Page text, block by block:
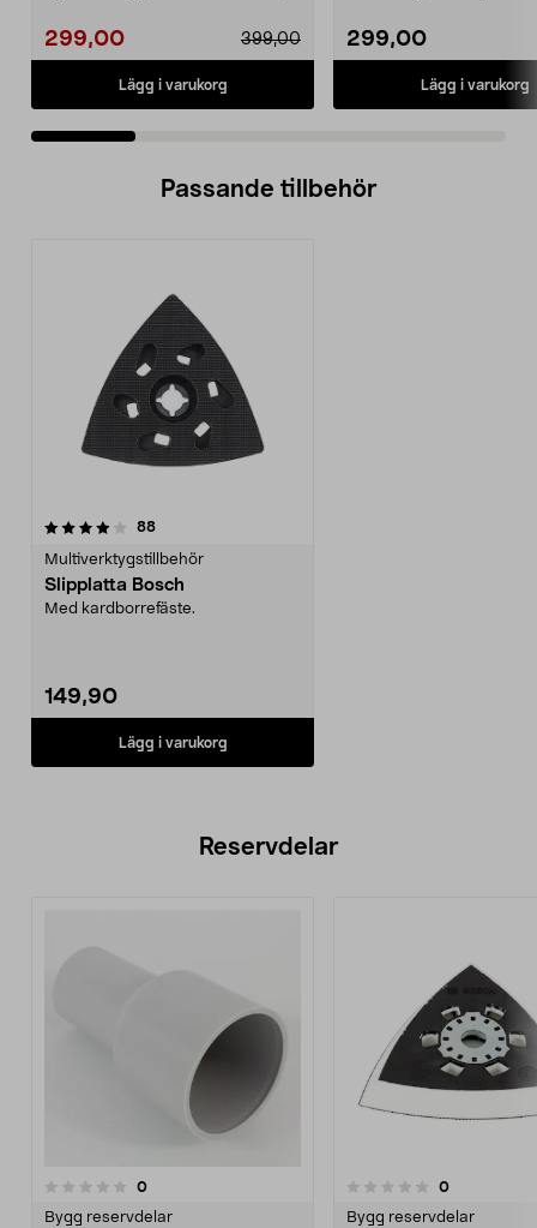
299,00 399,00
Lägg i varukorg
299,00
Lägg i varukorg
Passande tillbehör
88recensioner
Multiverktygstillbehör
Slipplatta Bosch
Med kardborrefäste.
149,90
Lägg i varukorg
Reservdelar
0recensioner
Bygg reservdelar
0.0 av 5 stjärnor 0recensioner
Bygg reservdelar
0.0 av 5 stjärnor